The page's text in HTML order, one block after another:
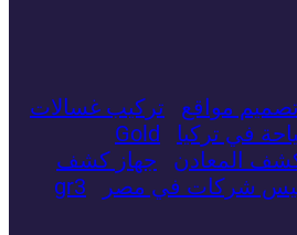
مواقع
تركيب غسالات
في تركيا
Gold
المعادن
جهاز كشف
شركات في مصر
gr3